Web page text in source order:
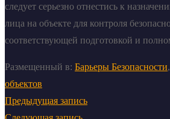
следует серьезно отнестись к
лица на объекте для контроля
соответствующей подготовкой и
Размещенный в: Барьеры Безопасности,
объектов
Предыдущая запись